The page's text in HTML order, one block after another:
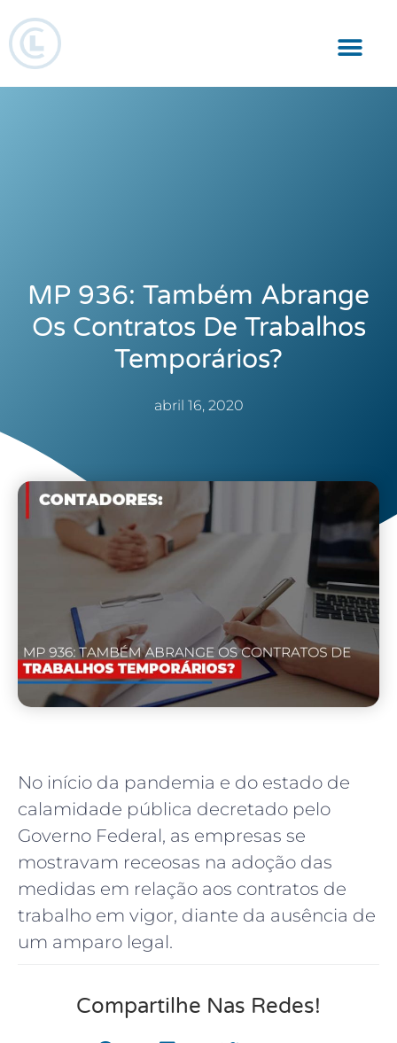
MP 936: Também Abrange
Os Contratos De Trabalhos
Temporários?
abril 16, 2020
No início da pandemia e do estado de
calamidade pública decretado pelo
Governo Federal, as empresas se
mostravam receosas na adoção das
medidas em relação aos contratos de
trabalho em vigor, diante da ausência de
um amparo legal.
Compartilhe Nas Redes!